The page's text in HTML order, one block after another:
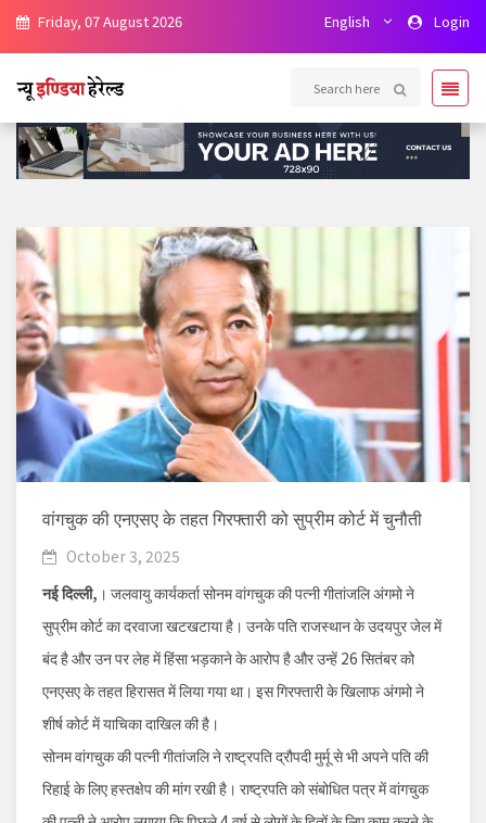
Friday, 07 August 2026 English Login
वांगचुक की एनएसए के तहत गिरफ्तारी को सुप्रीम कोर्ट में चुनौती
October 3, 2025
नई दिल्ली, । जलवायु कार्यकर्ता सोनम वांगचुक की पत्नी गीतांजलि अंगमो ने
सुप्रीम कोर्ट का दरवाजा खटखटाया है। उनके पति राजस्थान के उदयपुर जेल में
बंद है और उन पर लेह में हिंसा भड़काने के आरोप है और उन्हें 26 सितंबर को
एनएसए के तहत हिरासत में लिया गया था। इस गिरफ्तारी के खिलाफ अंगमो ने
शीर्ष कोर्ट में याचिका दाखिल की है।
सोनम वांगचुक की पत्नी गीतांजलि ने राष्ट्रपति द्रौपदी मुर्मू से भी अपने पति की
रिहाई के लिए हस्तक्षेप की मांग रखी है। राष्ट्रपति को संबोधित पत्र में वांगचुक